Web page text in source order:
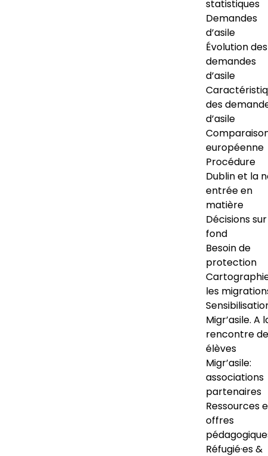
statistiques
Demandes
d’asile
Évolution des
demandes
d’asile
des
d’asile
européenne
Procédure
Dublin et la
entrée en
matière
Décisions
fond
Besoin de
protection
les
Migr’asile. A
rencontre
élèves
Migr’asile:
associations
partenaires
Ressources
offres
Réfugié·es &